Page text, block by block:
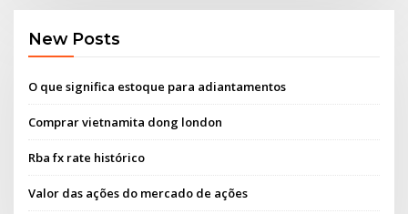
New Posts
O que significa estoque para adiantamentos
Comprar vietnamita dong london
Rba fx rate histórico
Valor das ações do mercado de ações